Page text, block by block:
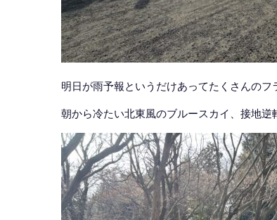
明日が雨予報というだけあってたくさんのフ
朝から冷たい北東風のブルースカイ、接地逆